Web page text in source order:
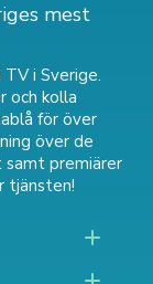
mest
i Sverige.
och kolla
för över
över de
samt premiärer
tjänsten!